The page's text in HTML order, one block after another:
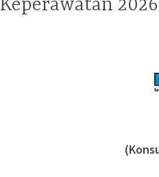
Keperawatan 2026